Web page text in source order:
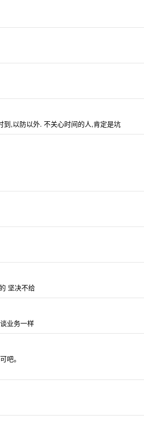
,以防以外. 不关心时间的人,肯定是坑
坚决不给
业务一样
吧。